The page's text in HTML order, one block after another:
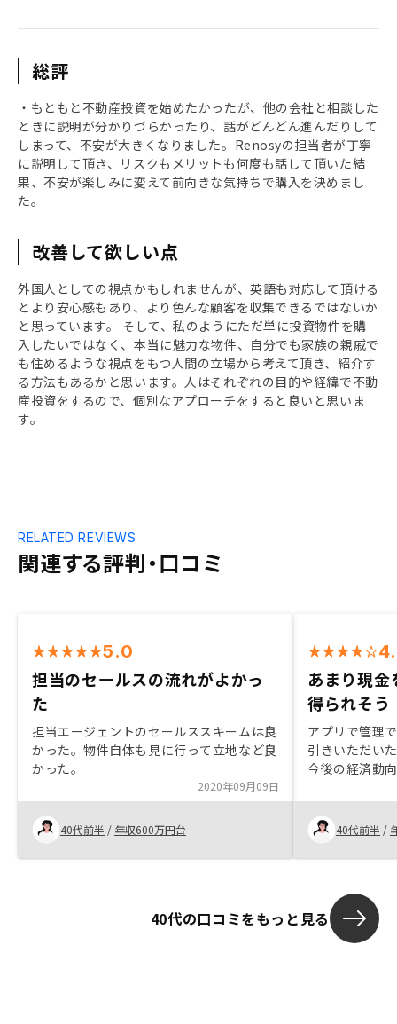
総評
・もともと不動産投資を始めたかったが、他の会社と相談した
ときに説明が分かりづらかったり、話がどんどん進んだりして
しまって、不安が大きくなりました。Renosyの担当者が丁寧
に説明して頂き、リスクもメリットも何度も話して頂いた結
果、不安が楽しみに変えて前向きな気持ちで購入を決めまし
た。
改善して欲しい点
外国人としての視点かもしれませんが、英語も対応して頂ける
とより安心感もあり、より色んな顧客を収集できるではないか
と思っています。 そして、私のようにただ単に投資物件を購
入したいではなく、本当に魅力な物件、自分でも家族の親戚で
も住めるような視点をもつ人間の立場から考えて頂き、紹介す
る方法もあるかと思います。人はそれぞれの目的や経緯で不動
産投資をするので、個別なアプローチをすると良いと思いま
す。
関連する評判・口コミ
RELATED REVIEWS
5.0
担当のセールスの流れがよかっ
た
担当エージェントのセールススキームは良
かった。物件自体も見に行って立地など良
かった。
2020年09月09日
40代前半 / 年収600万円台
あまり現
得られそう
アプリで管理
引きいただい
今後の経済動
して決めまし
社と違って法
もらえた点は
40代前半 /
40代の口コミをもっと見る